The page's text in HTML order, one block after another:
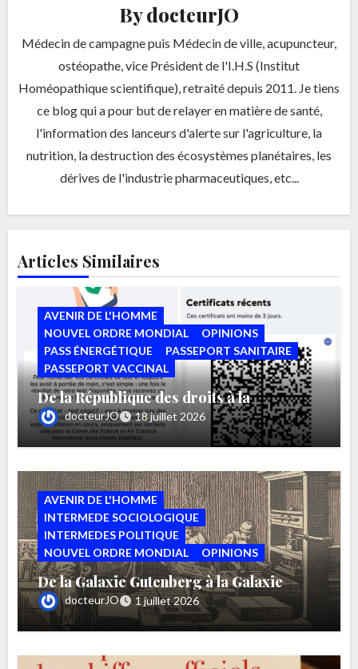
BydocteurJO
Médecin de campagne puis Médecin de ville, acupuncteur,
ostéopathe, vice Président de l'I.H.S (Institut
Homéopathique scientifique), retraité depuis 2011. Je tiens
ce blog qui a pour but de relayer en matière de santé,
l'information des lanceurs d'alerte sur l'agriculture, la
nutrition, la destruction des écosystèmes planétaires, les
dérives de l'industrie pharmaceutiques, etc...
Articles Similaires
AVENIR DE L'HOMME
NOUVEL ORDRE MONDIAL
OPINIONS
PASS ÉNERGÉTIQUE
PASSEPORT SANITAIRE
PASSEPORT VACCINAL
De la République des droits à la
République des autorisations par Bruno
MAURER
docteurJO 18 juillet 2026
AVENIR DE L'HOMME
INTERMEDE SOCIOLOGIQUE
INTERMEDES POLITIQUE
NOUVEL ORDRE MONDIAL
OPINIONS
De la Galaxie Gutenberg à la Galaxie
TikTok par Bruno MAURERg
docteurJO 1 juillet 2026